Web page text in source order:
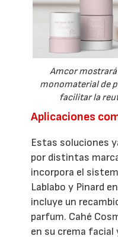
Amcor
monomaterial de
facilitar la
Aplicaciones
Estas soluciones
por distintas
incorpora el
Lablabo y Pinard
incluye un
parfum. Cahé
en su crema facial